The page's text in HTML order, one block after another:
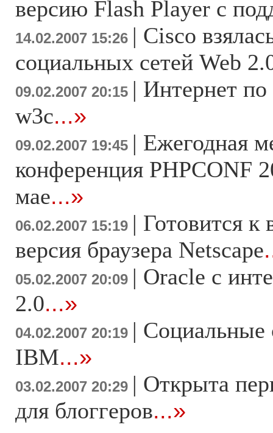
версию Flash Player c
14.02.2007 15:26 | Cisco
социальных сетей Web
09.02.2007 20:15 | Интернет по
w3c...»
09.02.2007 19:45 | Ежегодная
конференция PHPCONF
мае...»
06.02.2007 15:19 | Готовится к
версия браузера Netscape
05.02.2007 20:09 | Oracle с
2.0...»
04.02.2007 20:19 | Социальные
IBM...»
03.02.2007 20:29 | Открыта
для блоггеров...»